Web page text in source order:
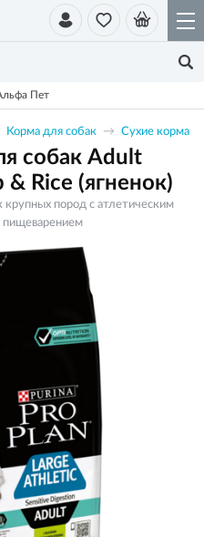
Пет
Корма для собак Сухие корма
собак Adult
& Rice (ягненок)
пород с атлетическим
пищеварением